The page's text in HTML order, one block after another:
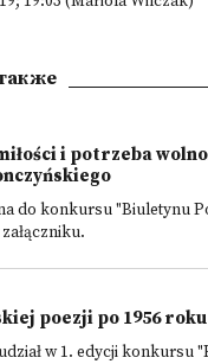
i potrzeba
do konkursu "Biuletynu
poezji po 1956 roku
w 1. edycji konkursu